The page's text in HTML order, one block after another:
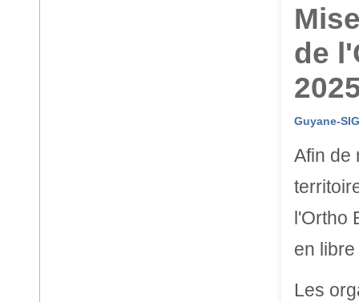
de
Guyane-SIG
Afin de
l'Ortho
en
Les